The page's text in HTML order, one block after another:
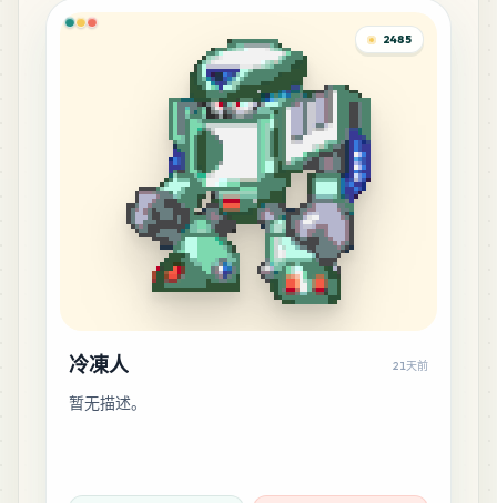
2485
冷凍人 21天前
暂无描述。